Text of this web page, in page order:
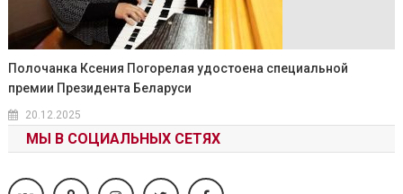
Полочанка Ксения Погорелая удостоена специальной
премии Президента Беларуси
20.12.2025
МЫ В СОЦИАЛЬНЫХ СЕТЯХ